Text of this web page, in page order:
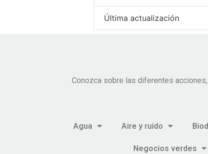
Última actualización
Conozca sobre las diferentes
Agua Aire y ruido
Negocios verdes